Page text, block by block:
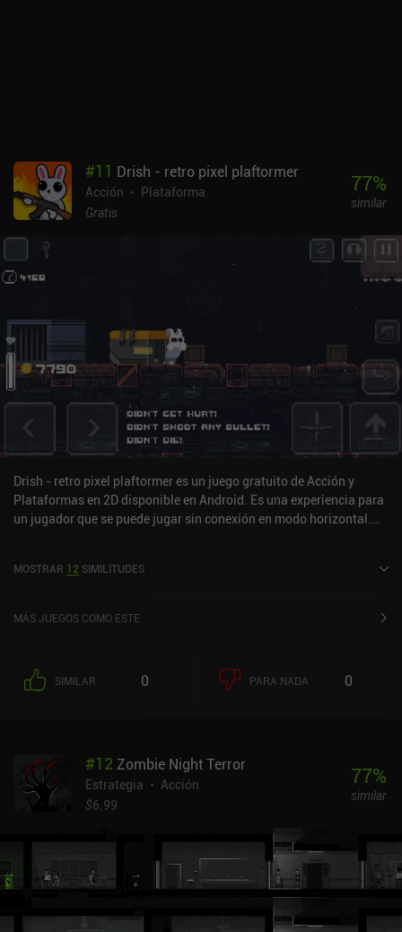
#11 Drish - retro pixel plaftormer
Acción
Plataforma
Gratis
77%
similar
Drish - retro pixel plaftormer es un juego gratuito de Acción y
Plataformas en 2D disponible en Android. Es una experiencia para
un jugador que se puede jugar sin conexión en modo horizontal.
MOSTRAR 12 SIMILITUDES
MÁS JUEGOS COMO ESTE
SIMILAR 0 PARA NADA 0
#12 Zombie Night Terror
Estrategia
Acción
$6.99
77%
similar